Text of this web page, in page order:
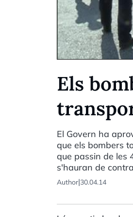
Els
El Govern ha
que els bombers
que passin de les
s'hauran de
Author|30.04.14